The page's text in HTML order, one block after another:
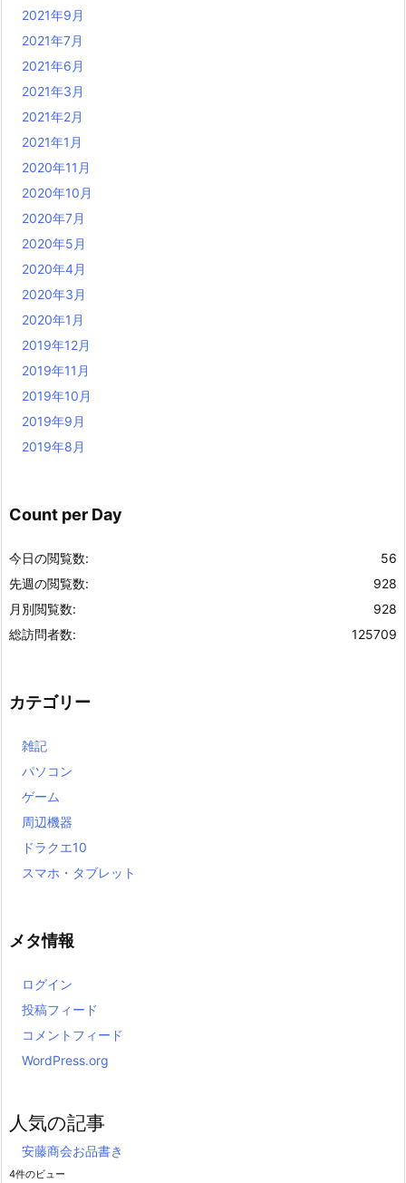
2021年9月
2021年7月
2021年6月
2021年3月
2021年2月
2021年1月
2020年11月
2020年10月
2020年7月
2020年5月
2020年4月
2020年3月
2020年1月
2019年12月
2019年11月
2019年10月
2019年9月
2019年8月
Count per Day
56
今日の閲覧数:
928
先週の閲覧数:
928
月別閲覧数:
125709
総訪問者数:
カテゴリー
雑記
パソコン
ゲーム
周辺機器
ドラクエ10
スマホ・タブレット
メタ情報
ログイン
投稿フィード
コメントフィード
WordPress.org
人気の記事
安藤商会お品書き
4件のビュー